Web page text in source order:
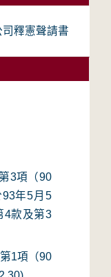
釋憲聲請書
3項（90
年5月5
4款及第3
1項（90